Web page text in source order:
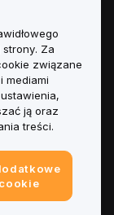
Za
związane
mediami
ją oraz
treści.